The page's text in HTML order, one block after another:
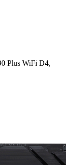
Plus WiFi D4,